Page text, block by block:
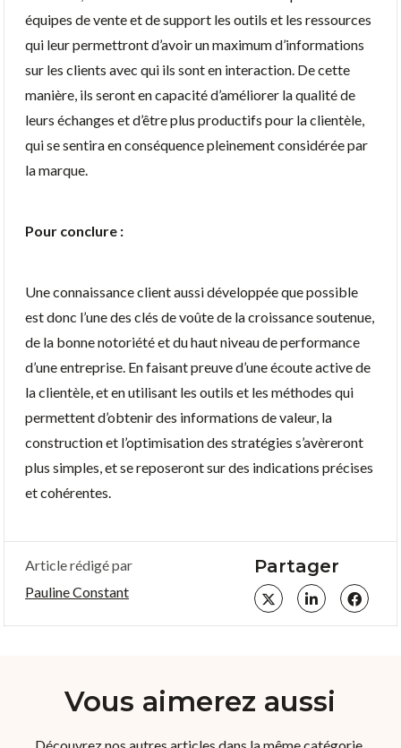
équipes de vente et de support les outils et les ressources
qui leur permettront d’avoir un maximum d’informations
sur les clients avec qui ils sont en interaction. De cette
manière, ils seront en capacité d’améliorer la qualité de
leurs échanges et d’être plus productifs pour la clientèle,
qui se sentira en conséquence pleinement considérée par
la marque.
Pour conclure :
Une connaissance client aussi développée que possible
est donc l’une des clés de voûte de la croissance soutenue,
de la bonne notoriété et du haut niveau de performance
d’une entreprise. En faisant preuve d’une écoute active de
la clientèle, et en utilisant les outils et les méthodes qui
permettent d’obtenir des informations de valeur, la
construction et l’optimisation des stratégies s’avèreront
plus simples, et se reposeront sur des indications précises
et cohérentes.
Article rédigé par
Pauline Constant
Partager
Vous aimerez aussi
Découvrez nos autres articles dans la même catégorie.